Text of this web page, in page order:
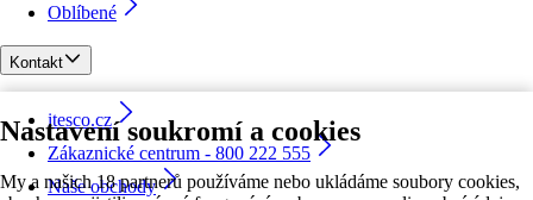
Nastavení soukromí a cookies
My a našich 18 partnerů používáme nebo ukládáme soubory cookies,
Oblíbené
Kontakt
itesco.cz
Zákaznické centrum - 800 222 555
Naše obchody